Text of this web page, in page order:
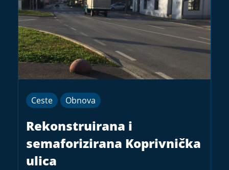
Ceste Obnova
Rekonstruirana i
semaforizirana Koprivnička
ulica